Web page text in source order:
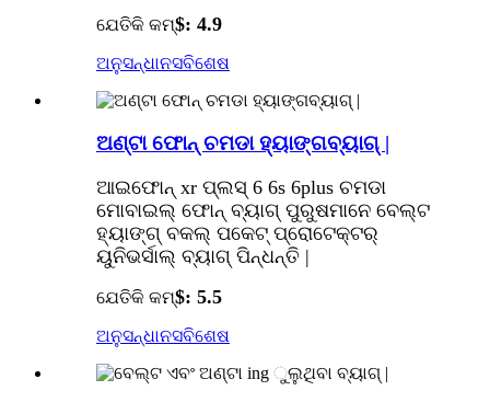
ଯେତିକି କମ୍$: 4.9
ଅନୁସନ୍ଧାନସବିଶେଷ
ଅଣ୍ଟା ଫୋନ୍ ଚମଡା ହ୍ୟାଙ୍ଗବ୍ୟାଗ୍ |
ଆଇଫୋନ୍ xr ପ୍ଲସ୍ 6 6s 6plus ଚମଡା
ମୋବାଇଲ୍ ଫୋନ୍ ବ୍ୟାଗ୍ ପୁରୁଷମାନେ ବେଲ୍ଟ
ହ୍ୟାଙ୍ଗ୍ ବକଲ୍ ପକେଟ୍ ପ୍ରୋଟେକ୍ଟର୍
ୟୁନିଭର୍ସାଲ୍ ବ୍ୟାଗ୍ ପିନ୍ଧନ୍ତି |
ଯେତିକି କମ୍$: 5.5
ଅନୁସନ୍ଧାନସବିଶେଷ